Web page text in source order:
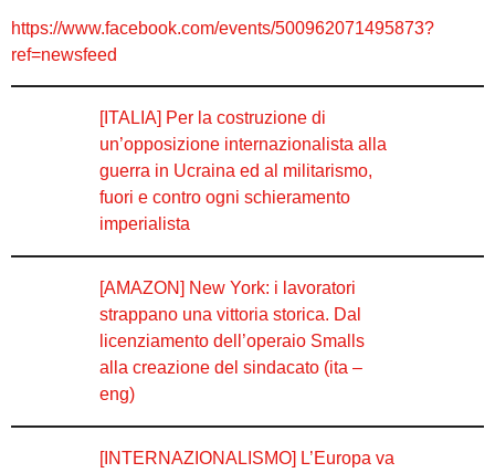
https://www.facebook.com/events/500962071495873?
ref=newsfeed
[ITALIA] Per la costruzione di
un’opposizione internazionalista alla
guerra in Ucraina ed al militarismo,
fuori e contro ogni schieramento
imperialista
[AMAZON] New York: i lavoratori
strappano una vittoria storica. Dal
licenziamento dell’operaio Smalls
alla creazione del sindacato (ita –
eng)
[INTERNAZIONALISMO] L’Europa va